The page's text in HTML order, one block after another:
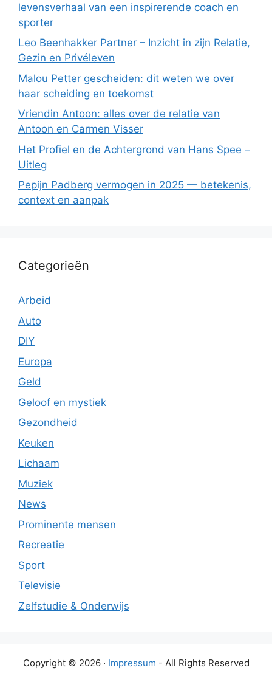
levensverhaal van een inspirerende coach en
sporter
Leo Beenhakker Partner – Inzicht in zijn Relatie,
Gezin en Privéleven
Malou Petter gescheiden: dit weten we over
haar scheiding en toekomst
Vriendin Antoon: alles over de relatie van
Antoon en Carmen Visser
Het Profiel en de Achtergrond van Hans Spee –
Uitleg
Pepijn Padberg vermogen in 2025 — betekenis,
context en aanpak
Categorieën
Arbeid
Auto
DIY
Europa
Geld
Geloof en mystiek
Gezondheid
Keuken
Lichaam
Muziek
News
Prominente mensen
Recreatie
Sport
Televisie
Zelfstudie & Onderwijs
Copyright © 2026 · Impressum - All Rights Reserved